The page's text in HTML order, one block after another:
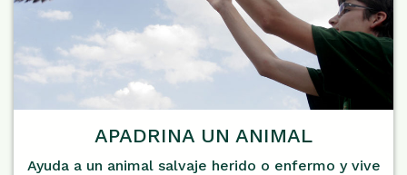
APADRINA UN ANIMAL
Ayuda a un animal salvaje herido o enfermo y vive